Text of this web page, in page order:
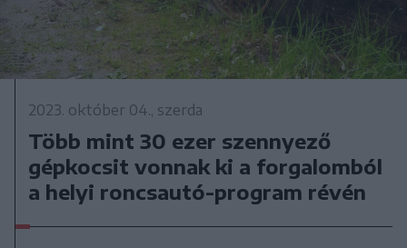
2023. október 04., szerda
Több mint 30 ezer szennyező
gépkocsit vonnak ki a forgalomból
a helyi roncsautó-program révén